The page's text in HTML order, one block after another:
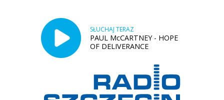
SŁUCHAJ TERAZ
PAUL McCARTNEY - HOPE
OF DELIVERANCE